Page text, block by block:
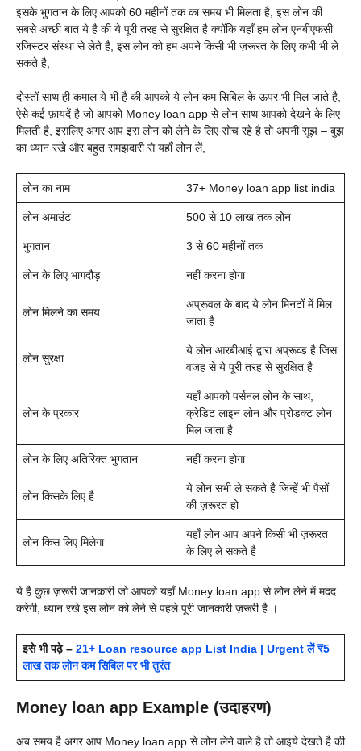
इसके भुगतान के लिए आपको 60 महीनों तक का समय भी मिलता है, इस लोन की
सबसे अच्छी बात ये है की ये पूरी तरह से सुरक्षित है क्योंकि यहाँ हम लोन एनबीएफसी
रजिस्टर संस्था से लेते है, इस लोन को हम अपने किसी भी ज़रूरत के लिए कभी भी ले
सकते है,
दोस्तों साथ ही कमाल ये भी है की आपको ये लोन कम सिबिल के ऊपर भी मिल जाते है,
ऐसे कई फ़ायदें है जो आपको Money loan app से लोन साथ आपको देखने के लिए
मिलती है, इसलिए अगर आप इस लोन को लेने के लिए सोच रहे है तो अपनी सूझ – बुझ
का ध्यान रखे और बहुत समझदारी से यहाँ लोन लें,
लोन का नाम 37+ Money loan app list india
लोन अमाउंट 500 से 10 लाख तक लोन
भुगतान 3 से 60 महीनों तक
लोन के लिए भागदौड़ नहीं करना होगा
लोन मिलने का समय
अप्रूवल के बाद ये लोन मिनटों में मिल
जाता है
लोन सुरक्षा
ये लोन आरबीआई द्वारा अप्रूव्ड है जिस
वजह से ये पूरी तरह से सुरक्षित है
लोन के प्रकार
यहाँ आपको पर्सनल लोन के साथ,
क्रेडिट लाइन लोन और प्रोडक्ट लोन
मिल जाता है
लोन के लिए अतिरिक्त भुगतान नहीं करना होगा
लोन किसके लिए है
ये लोन सभी ले सकते है जिन्हें भी पैसों
की ज़रूरत हो
लोन किस लिए मिलेगा
यहाँ लोन आप अपने किसी भी ज़रूरत
के लिए ले सकते है
ये है कुछ ज़रूरी जानकारी जो आपको यहाँ Money loan app से लोन लेने में मदद
करेगी, ध्यान रखे इस लोन को लेने से पहले पूरी जानकारी ज़रूरी है ।
इसे भी पढ़े – 21+ Loan resource app List India | Urgent लें ₹5
लाख तक लोन कम सिबिल पर भी तुरंत
Money loan app Example (उदाहरण)
अब समय है अगर आप Money loan app से लोन लेने वाले है तो आइये देखते है की